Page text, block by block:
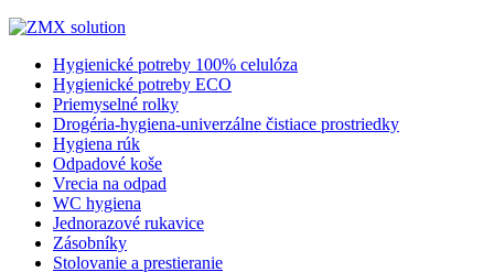
Hygienické potreby 100% celulóza
Hygienické potreby ECO
Priemyselné rolky
Drogéria-hygiena-univerzálne čistiace prostriedky
Hygiena rúk
Odpadové koše
Vrecia na odpad
WC hygiena
Jednorazové rukavice
Zásobníky
Stolovanie a prestieranie